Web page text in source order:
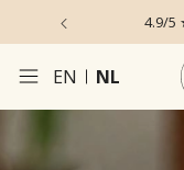
4.9/
EN NL